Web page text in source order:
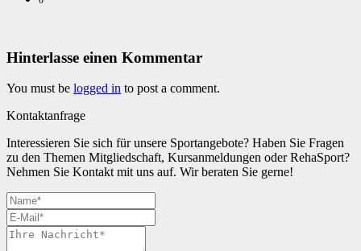
Hinterlasse einen Kommentar
You must be logged in to post a comment.
Kontaktanfrage
Interessieren Sie sich für unsere Sportangebote? Haben Sie Fragen
zu den Themen Mitgliedschaft, Kursanmeldungen oder RehaSport?
Nehmen Sie Kontakt mit uns auf. Wir beraten Sie gerne!